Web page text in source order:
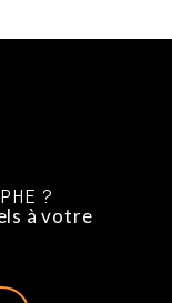
?
à votre